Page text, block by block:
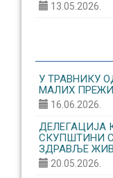
13.05.2026.
У ТРАВНИКУ
МАЛИХ
16.06.2026.
ДЕЛЕГАЦИЈА
СКУПШТИНИ
ЗДРАВЉЕ
20.05.2026.